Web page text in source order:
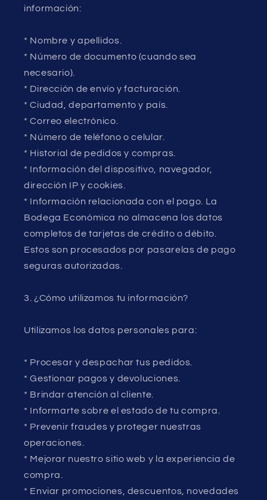
información:
* Nombre y apellidos.
* Número de documento (cuando sea
necesario).
* Dirección de envío y facturación.
* Ciudad, departamento y país.
* Correo electrónico.
* Número de teléfono o celular.
* Historial de pedidos y compras.
* Información del dispositivo, navegador,
dirección IP y cookies.
* Información relacionada con el pago. La
Bodega Económica no almacena los datos
completos de tarjetas de crédito o débito.
Estos son procesados por pasarelas de pago
seguras autorizadas.
3. ¿Cómo utilizamos tu información?
Utilizamos los datos personales para:
* Procesar y despachar tus pedidos.
* Gestionar pagos y devoluciones.
* Brindar atención al cliente.
* Informarte sobre el estado de tu compra.
* Prevenir fraudes y proteger nuestras
operaciones.
* Mejorar nuestro sitio web y la experiencia de
compra.
* Enviar promociones, descuentos, novedades